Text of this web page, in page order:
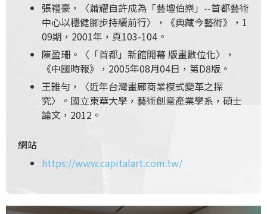
張禮豪，〈蕭耀自許成為「藝壇伯樂」--首都藝術
中心以穩健腳步持續前行〉，《典藏今藝術》，1
09期，2001年，頁103-104。
陳盈珊。〈「首都」新館開幕 版畫數位化〉，
《中國時報》，2005年08月04日，第D8版。
王雅勻，〈近年台灣畫廊商業模式變革之探
究〉。國立東華大學，藝術創意產業學系，碩士
論文，2012。
網站
https://www.capitalart.com.tw/